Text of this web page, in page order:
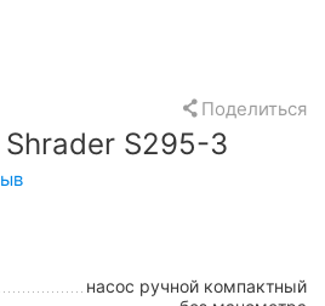
Поделиться
S295-3
насос ручной компактный